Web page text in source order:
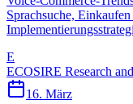
Sprachsuche,
E
ECOSIRE Research
16. März